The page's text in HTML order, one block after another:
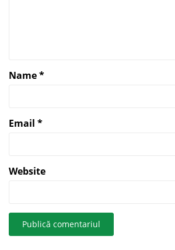
Name*
Email *
Website